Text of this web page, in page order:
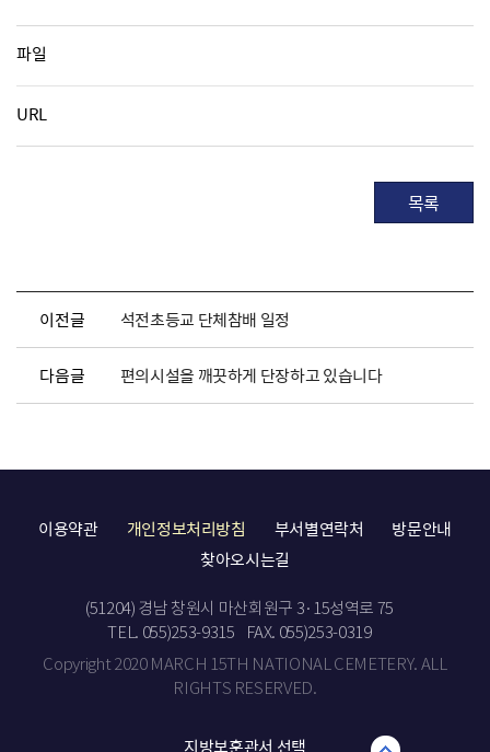
파일
URL
목록
이전글 석전초등교 단체참배 일정
다음글 편의시설을 깨끗하게 단장하고 있습니다
이용약관 개인정보처리방침 부서별연락처
방문안내
찾아오시는길
(51204) 경남 창원시 마산회원구 3·15성역로 75
TEL. 055)253-9315
FAX. 055)253-0319
Copyright 2020 MARCH 15TH NATIONAL CEMETERY. ALL
RIGHTS RESERVED.
지방보훈관서 선택